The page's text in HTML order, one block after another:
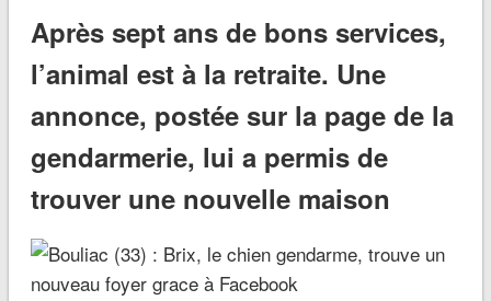
Après sept ans de bons services,
l’animal est à la retraite. Une
annonce, postée sur la page de la
gendarmerie, lui a permis de
trouver une nouvelle maison